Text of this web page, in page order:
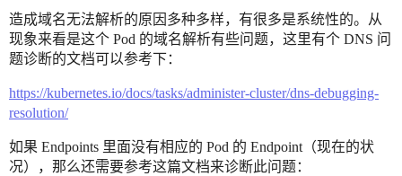
造成域名无法解析的原因多种多样，有很多是系统性的。从
现象来看是这个 Pod 的域名解析有些问题，这里有个 DNS 问
题诊断的文档可以参考下：
https://kubernetes.io/docs/tasks/administer-cluster/dns-debugging-
resolution/
如果 Endpoints 里面没有相应的 Pod 的 Endpoint（现在的状
况），那么还需要参考这篇文档来诊断此问题：